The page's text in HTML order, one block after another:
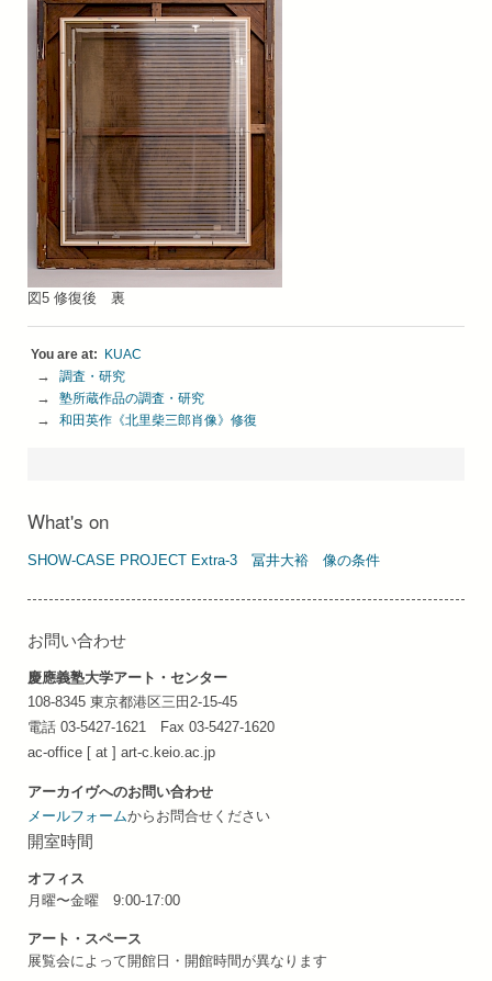
図5 修復後 裏
KUAC
調査・研究
塾所蔵作品の調査・研究
和田英作《北里柴三郎肖像》修復
What's on
SHOW-CASE PROJECT Extra-3 冨井⼤裕 像の条件
お問い合わせ
慶應義塾大学アート・センター
108-8345 東京都港区三田2-15-45
電話 03-5427-1621 Fax 03-5427-1620
ac-office [ at ] art-c.keio.ac.jp
アーカイヴへのお問い合わせ
メールフォームからお問合せください
開室時間
オフィス
月曜〜金曜 9:00-17:00
アート・スペース
展覧会によって開館日・開館時間が異なります